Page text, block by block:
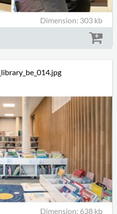
Dimension: 303 kb
Dimension: 638 kb